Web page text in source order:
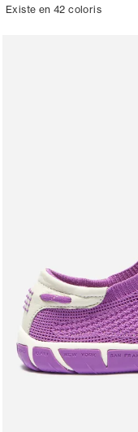
Existe en 42 coloris